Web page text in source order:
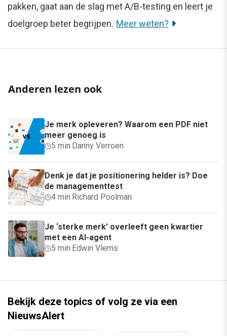
pakken, gaat aan de slag met A/B-testing en leert je
doelgroep beter begrijpen. Meer weten?
Anderen lezen ook
Je merk opleveren? Waarom een PDF niet
meer genoeg is
5 min·Danny Verroen
Denk je dat je positionering helder is? Doe
de managementtest
4 min·Richard Poolman
Je ‘sterke merk’ overleeft geen kwartier
met een AI-agent
5 min·Edwin Vlems
Bekijk deze topics of volg ze via een
NieuwsAlert